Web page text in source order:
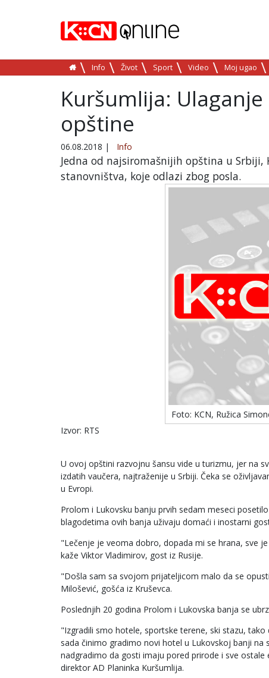
Info Život Sport Video Moj ugao
Kuršumlija:
opštine
06.08.2018 | Info
Jedna od najsiromašnijih opština u
stanovništva, koje odlazi zbog posla.
Foto: KCN, Ružica
Izvor: RTS
U ovoj opštini razvojnu šansu vide u turizmu, jer na
izdatih vaučera, najtraženije u Srbiji. Čeka se
u Evropi.
Prolom i Lukovsku banju prvih sedam meseci
blagodetima ovih banja uživaju domaći i inostarni
"Lečenje je veoma dobro, dopada mi se hrana, sve
kaže Viktor Vladimirov, gost iz Rusije.
"Došla sam sa svojom prijateljicom malo da se
Milošević, gošća iz Kruševca.
Poslednjih 20 godina Prolom i Lukovska banja se
"Izgradili smo hotele, sportske terene, ski stazu,
sada činimo gradimo novi hotel u Lukovskoj banji
nadgradimo da gosti imaju pored prirode i sve
direktor AD Planinka Kuršumlija.